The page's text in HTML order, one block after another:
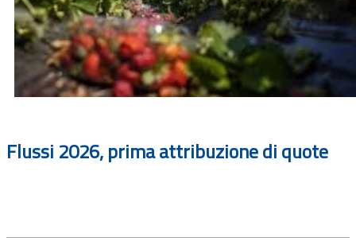
Flussi 2026, prima attribuzione di quote